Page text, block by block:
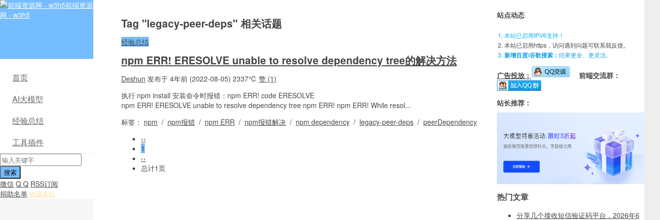
前端资源
网 - w3h5
首页
AI大模型
经验总结
工具插件
微信 Q Q RSS订阅
捐助名单 收藏本站
Tag "legacy-peer-deps" 相关话题
经验总结
npm ERR! ERESOLVE unable to resolve dependency tree的解决方法
Deshun 发布于 4年前 (2022-08-05) 2337℃ 赞 (1)
执行 npm install 安装命令时报错：npm ERR! code ERESOLVE
npm ERR! ERESOLVE unable to resolve dependency tree npm ERR! npm ERR! While resol...
标签： npm / npm报错 / npm ERR / npm报错解决 / npm dependency / legacy-peer-deps / peerDependency
‹‹
1
››
总计1页
站点动态
本站已启用IPV6支持！
本站已启用https，访问遇到问题可联系我反馈。
新增百度/谷歌搜索： 结果更全、更灵活。
广告投放： 前端交流群：
站长推荐：
热门文章
分享几个接收短信验证码平台，2026年6